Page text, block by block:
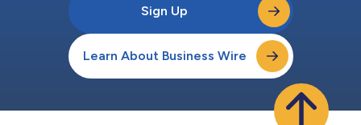
Sign Up
Learn About Business Wire